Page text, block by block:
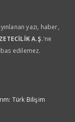
yazı, haber,
A.Ş.'ne
edilemez.
Türk Bilişim